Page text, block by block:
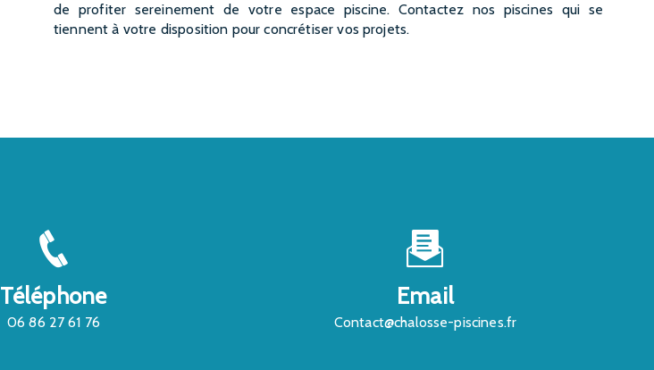
de profiter sereinement de votre espace piscine. Contactez nos piscines qui se
tiennent à votre disposition pour concrétiser vos projets.
Téléphone
06 86 27 61 76
Email
contact@chalosse-piscines.fr